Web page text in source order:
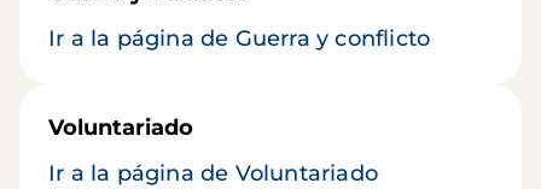
Ir a la página de Guerra y conflicto
Voluntariado
Ir a la página de Voluntariado